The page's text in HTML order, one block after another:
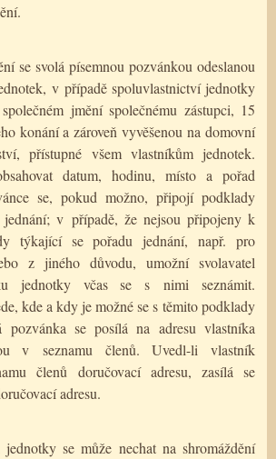
se svolá písemnou pozvánkou odeslanou
v případě spoluvlastnictví jednotky
jmění společnému zástupci, 15
konání a zároveň vyvěšenou na domovní
přístupné všem vlastníkům jednotek.
datum, hodinu, místo a pořad
se, pokud možno, připojí podklady
v případě, že nejsou připojeny k
týkající se pořadu jednání, např. pro
z jiného důvodu, umožní svolavatel
jednotky včas se s nimi seznámit.
kde a kdy je možné se s těmito podklady
pozvánka se posílá na adresu vlastníka
v seznamu členů. Uvedl-li vlastník
členů doručovací adresu, zasílá se
adresu.
se může nechat na shromáždění